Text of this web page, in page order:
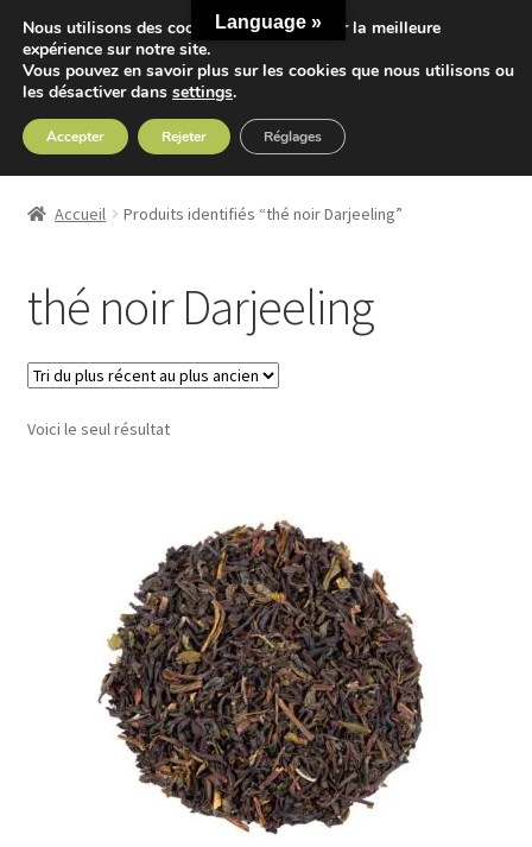
Aller
à
la
navigation
Aller
au
contenu
Accueil
Nos Tisanes
Detox
Sport
Accueil Produits identifiés “thé noir Darjeeling”
thé noir Darjeeling
Voici le seul résultat
Language »
Nous utilisons des cookies pour vous offrir la meilleure
expérience sur notre site.
Vous pouvez en savoir plus sur les cookies que nous utilisons ou
les désactiver dans settings.
Accepter Rejeter Réglages